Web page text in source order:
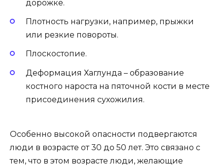
дорожке.
Плотность нагрузки, например, прыжки
или резкие повороты.
Плоскостопие.
Деформация Хаглунда – образование
костного нароста на пяточной кости в месте
присоединения сухожилия.
Особенно высокой опасности подвергаются
люди в возрасте от 30 до 50 лет. Это связано с
тем, что в этом возрасте люди, желающие